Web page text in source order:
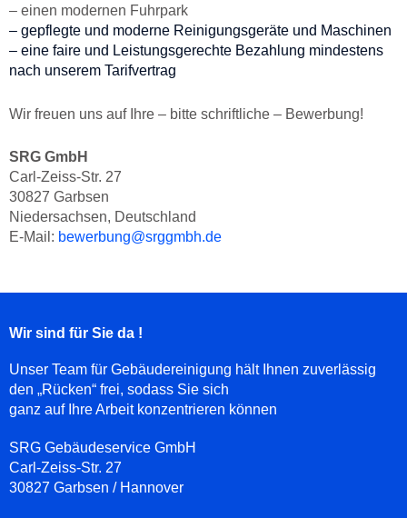
– einen modernen Fuhrpark
– gepflegte und moderne Reinigungsgeräte und Maschinen
– eine faire und Leistungsgerechte Bezahlung mindestens
nach unserem Tarifvertrag
Wir freuen uns auf Ihre – bitte schriftliche – Bewerbung!
SRG GmbH
Carl-Zeiss-Str. 27
30827 Garbsen
Niedersachsen, Deutschland
E-Mail: bewerbung@srggmbh.de
Wir sind für Sie da !
Unser Team für Gebäudereinigung hält Ihnen zuverlässig
den „Rücken“ frei, sodass Sie sich
ganz auf Ihre Arbeit konzentrieren können
SRG Gebäudeservice GmbH
Carl-Zeiss-Str. 27
30827 Garbsen / Hannover